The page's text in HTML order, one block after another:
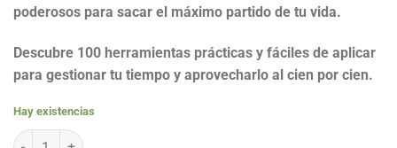
poderosos para sacar el máximo partido de tu vida.
Descubre 100 herramientas prácticas y fáciles de aplicar
para gestionar tu tiempo y aprovecharlo al cien por cien.
Hay existencias
TIEMPO PARA VIVIR (100 herramientas psicológicas para